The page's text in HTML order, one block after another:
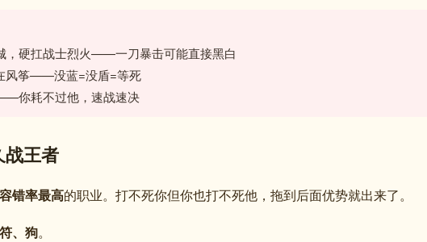
，硬扛战士烈火——一刀暴击可能直接黑白
风筝——没蓝=没盾=等死
你耗不过他，速战速决
战王者
错率最高的职业。打不死你但你也打不死他，拖到后面优势就出来了。
、狗。